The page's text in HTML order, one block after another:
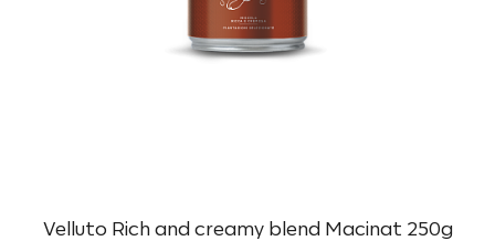
Velluto Rich and creamy blend Macinat 250g